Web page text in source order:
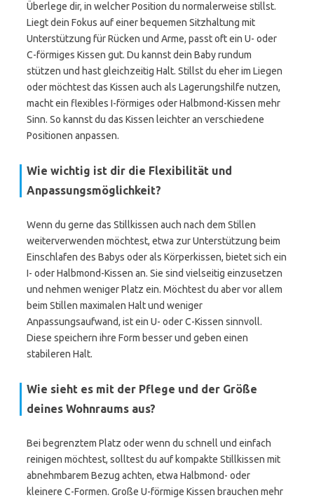
Überlege dir, in welcher Position du normalerweise stillst.
Liegt dein Fokus auf einer bequemen Sitzhaltung mit
Unterstützung für Rücken und Arme, passt oft ein U- oder
C-förmiges Kissen gut. Du kannst dein Baby rundum
stützen und hast gleichzeitig Halt. Stillst du eher im Liegen
oder möchtest das Kissen auch als Lagerungshilfe nutzen,
macht ein flexibles I-förmiges oder Halbmond-Kissen mehr
Sinn. So kannst du das Kissen leichter an verschiedene
Positionen anpassen.
Wie wichtig ist dir die Flexibilität und
Anpassungsmöglichkeit?
Wenn du gerne das Stillkissen auch nach dem Stillen
weiterverwenden möchtest, etwa zur Unterstützung beim
Einschlafen des Babys oder als Körperkissen, bietet sich ein
I- oder Halbmond-Kissen an. Sie sind vielseitig einzusetzen
und nehmen weniger Platz ein. Möchtest du aber vor allem
beim Stillen maximalen Halt und weniger
Anpassungsaufwand, ist ein U- oder C-Kissen sinnvoll.
Diese speichern ihre Form besser und geben einen
stabileren Halt.
Wie sieht es mit der Pflege und der Größe
deines Wohnraums aus?
Bei begrenztem Platz oder wenn du schnell und einfach
reinigen möchtest, solltest du auf kompakte Stillkissen mit
abnehmbarem Bezug achten, etwa Halbmond- oder
kleinere C-Formen. Große U-förmige Kissen brauchen mehr